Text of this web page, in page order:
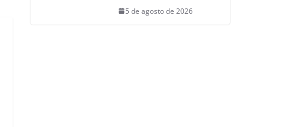
5 de agosto de 2026